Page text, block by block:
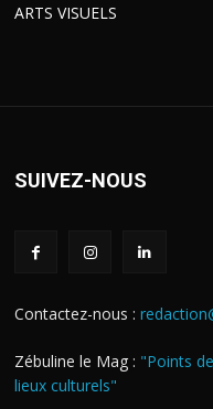
ARTS VISUELS
SUIVEZ-NOUS
Contactez-nous :
Zébuline le Mag : "Points
lieux culturels"